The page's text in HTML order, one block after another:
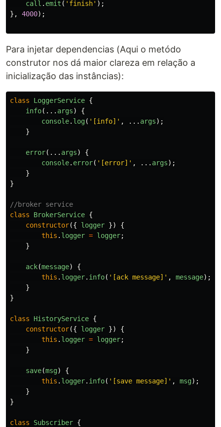
call . emit ( ' finish' );
},
4000);
Para injetar dependencias (Aqui o metódo
construtor nos dá maior clareza em relação a
inicialização das instâncias):
class LoggerService {
info(... args)
{
console. log( ' [info] ' , ... args);
}
error(... args)
{
console. error( ' [error] ' , ... args);
}
}
//broker service
class
BrokerService {
constructor({ logger })
{
this . logger = logger;
}
ack(message)
{
this . logger. info( ' [ack message] ' , message);
}
}
class HistoryService {
constructor({ logger })
{
this . logger = logger;
}
save(msg)
{
this . logger. info( ' [save message] ' , msg);
}
}
class Subscriber {